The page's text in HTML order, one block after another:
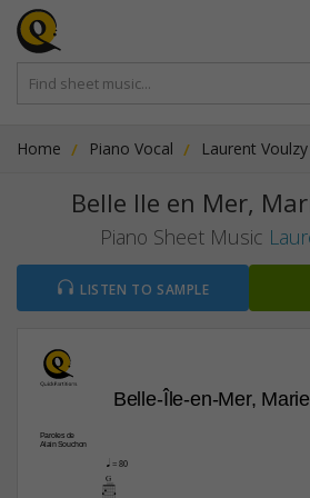
Home Piano Vocal Laurent Voulzy
Belle Ile en Mer,
Piano Sheet Music
LISTEN TO SAMPLE
Belle-Île-en-Mer,
Paroles de
Alain Souchon
q = 80
G